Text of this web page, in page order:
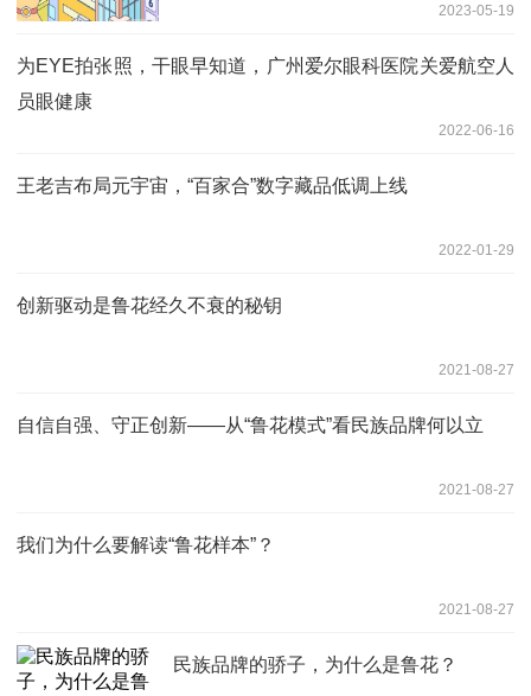
2023-05-19
为EYE拍张照，干眼早知道，广州爱尔眼科医院关爱航空人
员眼健康
2022-06-16
王老吉布局元宇宙，“百家合”数字藏品低调上线
2022-01-29
创新驱动是鲁花经久不衰的秘钥
2021-08-27
自信自强、守正创新——从“鲁花模式”看民族品牌何以立
2021-08-27
我们为什么要解读“鲁花样本”？
2021-08-27
民族品牌的骄子，为什么是鲁花？